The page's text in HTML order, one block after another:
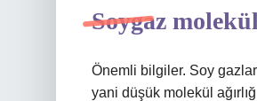
Soygaz
Önemli bilgiler. Soy
yani düşük molekül